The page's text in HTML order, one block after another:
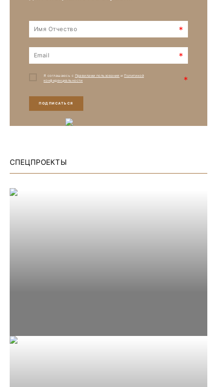
*
*
Я соглашаюсь с Правилами пользования иПолитикой
конфиденциальности
*
ПОДПИСАТЬСЯ
СПЕЦПРОЕКТЫ